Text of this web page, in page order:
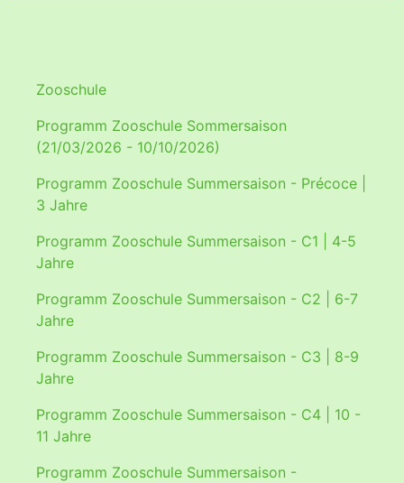
Zooschule
Programm Zooschule Sommersaison
(21/03/2026 - 10/10/2026)
Programm Zooschule Summersaison - Précoce |
3 Jahre
Programm Zooschule Summersaison - C1 | 4-5
Jahre
Programm Zooschule Summersaison - C2 | 6-7
Jahre
Programm Zooschule Summersaison - C3 | 8-9
Jahre
Programm Zooschule Summersaison - C4 | 10 -
11 Jahre
Programm Zooschule Summersaison -